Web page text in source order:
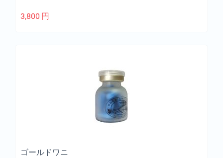
3,800 円
ゴールドワニ